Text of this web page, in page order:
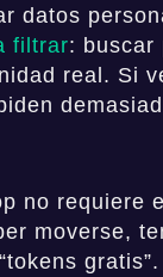
datos
filtrar: buscar
real. Si
no requiere
moverse,
gratis”.